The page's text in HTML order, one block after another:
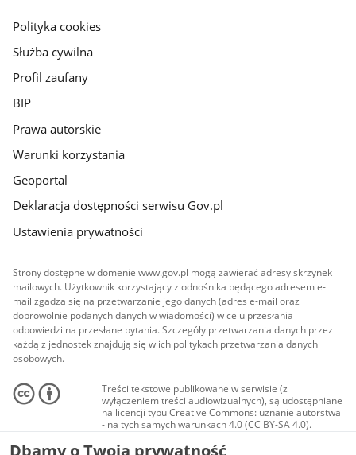
gov.pl
Polityka cookies
Służba cywilna
Profil zaufany
BIP
Prawa autorskie
Warunki korzystania
Geoportal
Deklaracja dostępności serwisu Gov.pl
Ustawienia prywatności
Strony dostępne w domenie www.gov.pl mogą zawierać adresy skrzynek
mailowych. Użytkownik korzystający z odnośnika będącego adresem e-
mail zgadza się na przetwarzanie jego danych (adres e-mail oraz
dobrowolnie podanych danych w wiadomości) w celu przesłania
odpowiedzi na przesłane pytania. Szczegóły przetwarzania danych przez
każdą z jednostek znajdują się w ich politykach przetwarzania danych
osobowych.
Treści tekstowe publikowane w serwisie (z
wyłączeniem treści audiowizualnych), są udostępniane
na licencji typu Creative Commons: uznanie autorstwa
- na tych samych warunkach 4.0 (CC BY-SA 4.0).
Materiały audiowizualne, w tym zdjęcia, materiały
audio i wideo, są udostępniane na licencji typu
Dbamy o Twoją prywatność